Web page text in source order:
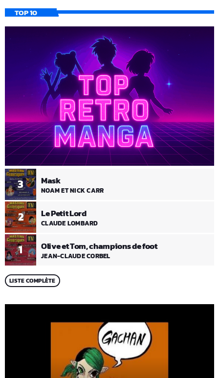
TOP 10
1 Olive et Tom, champions de foot
JEAN-CLAUDE CORBEL
2 Le Petit Lord
CLAUDE LOMBARD
3 Mask
NOAM ET NICK CARR
LISTE COMPLÈTE